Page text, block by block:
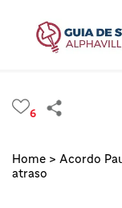
6
Home > Acordo
atraso